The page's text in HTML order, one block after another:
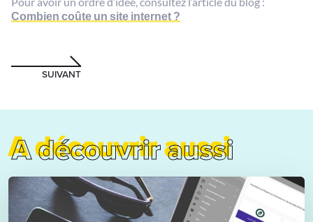
Combien coûte un site internet ?
SUIVANT
A découvrir aussi
A découvrir aussi